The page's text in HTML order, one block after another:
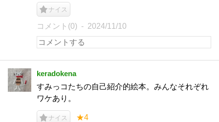
ナイス
コメント(0) 2024/11/10
keradokena
すみっコたちの自己紹介的絵本。みんなそれぞれ
ワケあり。
ナイス ★4